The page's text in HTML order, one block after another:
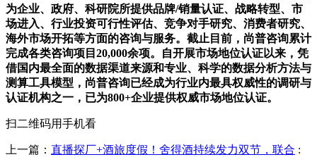
为企业、政府、科研院所提供品牌/销量认证、战略转型、市
场进入、行业投资可行性评估、竞争对手研究、消费者研究、
海外市场开拓等方面的咨询与服务。截止目前，尚普咨询累计
完成各类咨询项目20,000余项。自开展市场地位认证以来，凭
借国内最全面的数据渠道来源和专业、科学的数据分析方法与
测算工具模型，尚普咨询已经成为行业内最具权威性的调研与
认证机构之一，已为800+企业提供权威市场地位认证。
扫二维码用手机看
上一篇： 直播探厂+酒旅度假！舍得酒持续发力双节，联合 :